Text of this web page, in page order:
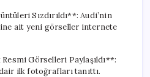
Sızdırıldı**: Audi’nin
ait yeni görseller internete
Görselleri Paylaşıldı**:
ilk fotoğrafları tanıttı.